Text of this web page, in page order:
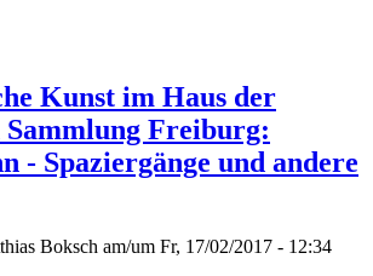
Kunst im Haus der
Sammlung Freiburg:
- Spaziergänge und andere
Boksch am/um Fr, 17/02/2017 - 12:34